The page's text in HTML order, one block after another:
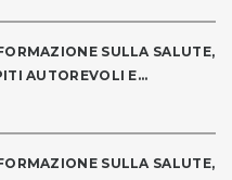
SULLA SALUTE,
AUTOREVOLI E...
SULLA SALUTE,